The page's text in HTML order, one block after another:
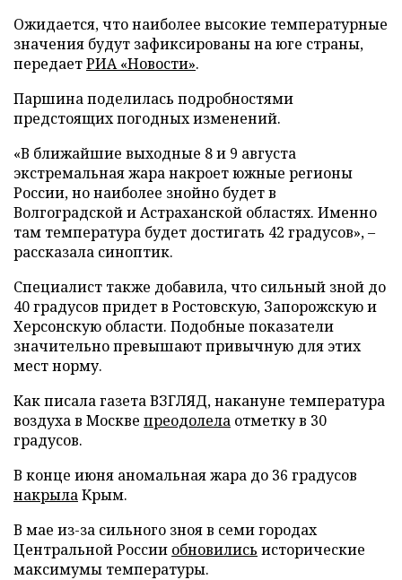
Ожидается, что наиболее высокие температурные
значения будут зафиксированы на юге страны,
передаетРИА «Новости».
Паршина поделилась подробностями
предстоящих погодных изменений.
«В ближайшие выходные 8 и 9 августа
экстремальная жара накроет южные регионы
России, но наиболее знойно будет в
Волгоградской и Астраханской областях. Именно
там температура будет достигать 42 градусов», –
рассказала синоптик.
Специалист также добавила, что сильный зной до
40 градусов придет в Ростовскую, Запорожскую и
Херсонскую области. Подобные показатели
значительно превышают привычную для этих
мест норму.
Как писала газета ВЗГЛЯД, накануне температура
воздуха в Москве преодолела отметку в 30
градусов.
В конце июня аномальная жара до 36 градусов
накрылаКрым.
В мае из-за сильного зноя в семи городах
Центральной России обновились исторические
максимумы температуры.